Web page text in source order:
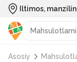
Iltimos,
Asosiy